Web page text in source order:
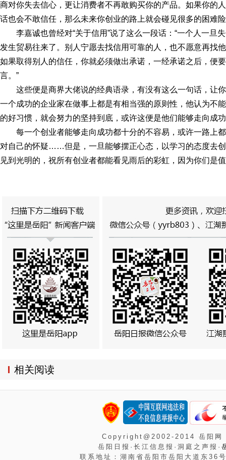
商对你失去信心，更让消费者不再敢购买你的产品。如果你的
话也会不敢信任，那么未来你创业的路上就会碰见很多的困难
李嘉诚也曾经对“关于信用”说了这么一段话：“一个人一旦
发生贸易往来了。别人宁愿去找信用可靠的人，也不愿意再找
如果取得别人的信任，你就必须做出承诺，一经承诺之后，便
言。”
这些便是商界大佬说的经典语录，有没有这么一句话，让
一个成功的企业家在做事上都是有相当强的原则性，他认为不
的好习惯，就会努力的坚持到底，或许这便是他们能够走向成
每一个创业者能够走向成功都十分的不容易，或许一路上
对自己的怀疑……但是，一旦能够摆正心态，以学习的态度去
见到光明的，祝所有创业者都能看见雨后的彩虹，因为你们是
相关阅读
Copyright@2002-2014 岳阳
岳阳日报·长江信息报·洞庭之声报·
联系地址：湖南省岳阳市岳阳大道东